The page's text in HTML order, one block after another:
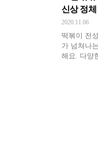
신상 정체
2020.11.06
떡볶이 전
가 넘쳐나
해요. 다양